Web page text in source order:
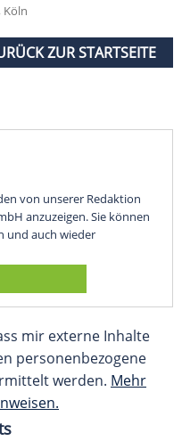
ZUR STARTSEITE
von unserer Redaktion
anzuzeigen. Sie können
und auch wieder
mir externe Inhalte
personenbezogene
werden. Mehr